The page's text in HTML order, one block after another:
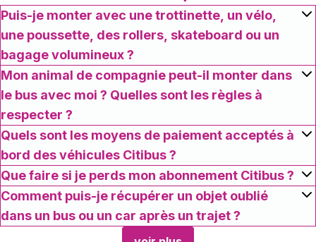
Puis-je monter avec une trottinette, un vélo,
une poussette, des rollers, skateboard ou un
bagage volumineux ?
Mon animal de compagnie peut-il monter dans
le bus avec moi ? Quelles sont les règles à
respecter ?
Quels sont les moyens de paiement acceptés à
bord des véhicules Citibus ?
Que faire si je perds mon abonnement Citibus ?
Comment puis-je récupérer un objet oublié
dans un bus ou un car après un trajet ?